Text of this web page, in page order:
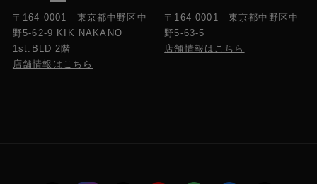
〒164-0001 東京都中野区中
野5-62-9 KIK NAKANO
1st.BLD 2階
店舗情報はこちら
〒164-0001 東京都中野区中
野5-63-5
店舗情報はこちら